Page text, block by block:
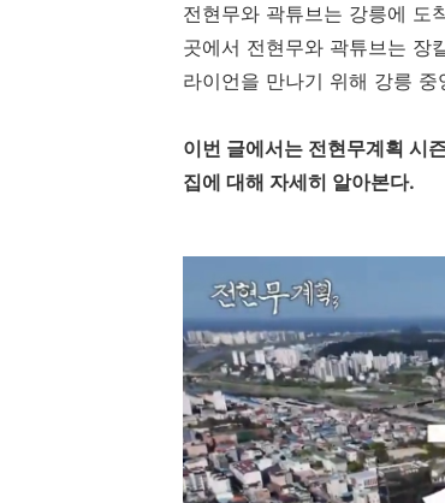
전현무와 곽튜브는 강릉에 도
곳에서 전현무와 곽튜브는 장
라이언을 만나기 위해 강릉 중
이번 글에서는 전현무계획 시
집에 대해 자세히 알아본다.